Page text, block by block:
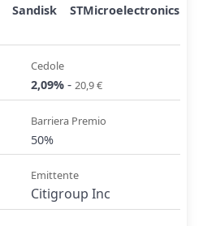
Sandisk
STMicroelectronics
Cedole
2,09% - 20,9 €
Barriera Premio
50%
Emittente
Citigroup Inc